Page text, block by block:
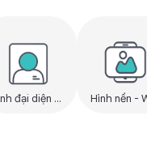
Ảnh đại diện - Avatar